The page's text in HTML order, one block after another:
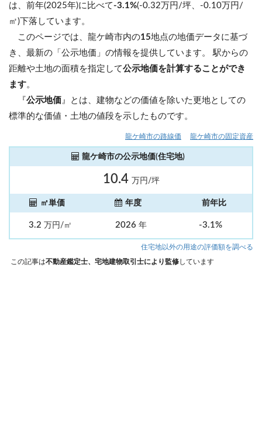
は、前年(2025年)に比べて-3.1%(-0.32万円/坪、-0.10万円/
㎡)下落しています。
このページでは、龍ケ崎市内の15地点の地価データに基づ
き、最新の「公示地価」の情報を提供しています。 駅からの
距離や土地の面積を指定して公示地価を計算することができ
ます。
『公示地価 』とは、建物などの価値を除いた更地としての
標準的な価値・土地の値段を示したものです。
龍ケ崎市の路線価 龍ケ崎市の固定資産
龍ケ崎市の公示地価(住宅地)
10.4 万円/坪
㎡単価 年度 前年比
3.2 万円/㎡ 2026 年 -3.1%
住宅地以外の用途の評価額を調べる
この記事は不動産鑑定士、宅地建物取引士により監修しています